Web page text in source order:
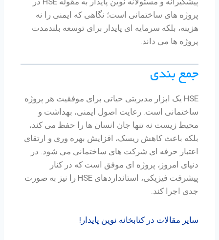
پروژه های ساختمانی است؛ نگاهی که ایمنی را نه
هزینه، بلکه سرمایه ای پایدار برای توسعه بلندمدت
پروژه ها می داند.
جمع بندی
HSE یک ابزار مدیریتی حیاتی برای موفقیت هر پروژه
ساختمانی است. رعایت اصول ایمنی، بهداشت و
محیط زیست نه تنها جان انسان ها را حفظ می کند،
بلکه باعث کاهش ریسک، افزایش بهره وری و ارتقای
اعتبار حرفه ای شرکت های ساختمانی می شود. در
دنیای امروز، پروژه ای موفق است که در کنار
پیشرفت فیزیکی، استانداردهای HSE را نیز به صورت
جدی اجرا کند.
سایر مقالات در کتابخانه نوین پایدار!